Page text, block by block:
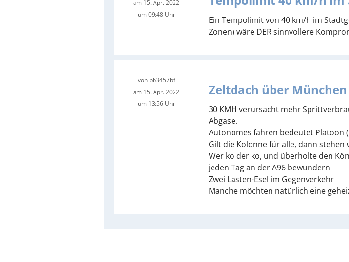
am 15. Apr. 2022
um 09:48 Uhr
Ein Tempolimit von 40 km/h im
Zonen) wäre DER sinnvollere
von bb3457bf
am 15. Apr. 2022
um 13:56 Uhr
Zeltdach über München
30 KMH verursacht mehr
Abgase.
Autonomes fahren bedeutet Platoon
Gilt die Kolonne für alle, dann
Wer ko der ko, und überholte den
jeden Tag an der A96 bewundern
Zwei Lasten-Esel im Gegenverkehr
Manche möchten natürlich eine